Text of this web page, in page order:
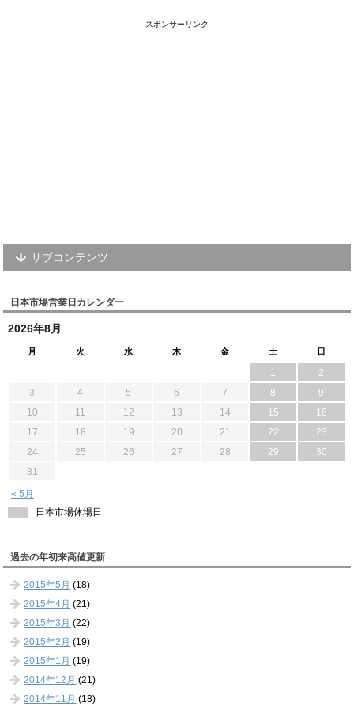
スポンサーリンク
サブコンテンツ
日本市場営業日カレンダー
2026年8月
月 火 水 木 金 土 日
« 5月
1
2
3
4 5 6 7 8
9
10
11 12 13 14 15
16
17
18 19 20 21 22
23
24
25 26 27 28 29
30
31
日本市場休場日
過去の年初来高値更新
2015年5月 (18)
2015年4月 (21)
2015年3月 (22)
2015年2月 (19)
2015年1月 (19)
2014年12月 (21)
2014年11月 (18)